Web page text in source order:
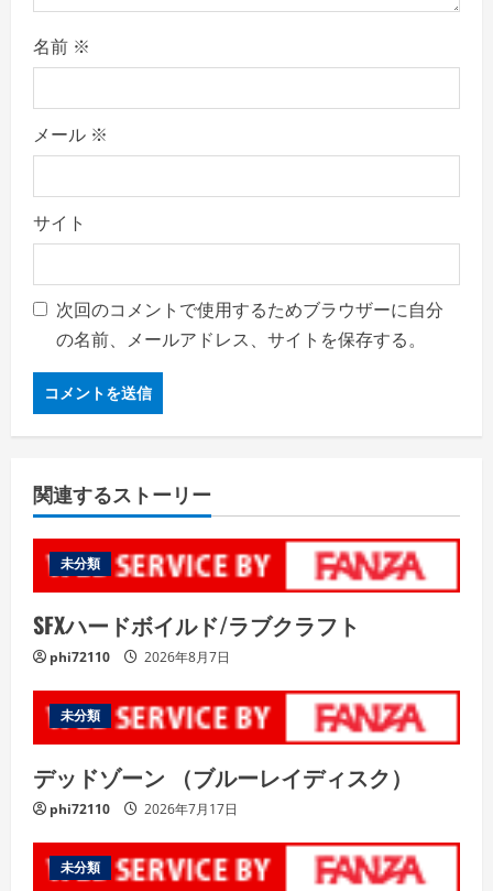
名前 ※
メール ※
サイト
次回のコメントで使用するためブラウザーに自分
の名前、メールアドレス、サイトを保存する。
関連するストーリー
未分類
SFXハードボイルド/ラブクラフト
phi72110 2026年8月7日
未分類
デッドゾーン （ブルーレイディスク）
phi72110 2026年7月17日
未分類